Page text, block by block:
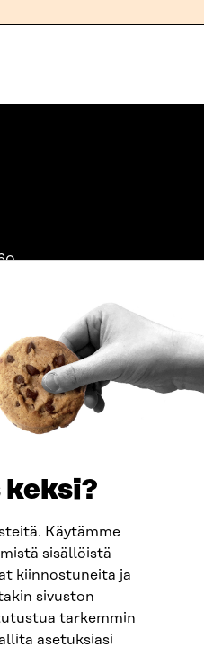
Käytämme
sisällöistä
kiinnostuneita ja
sivuston
tarkemmin
asetuksiasi